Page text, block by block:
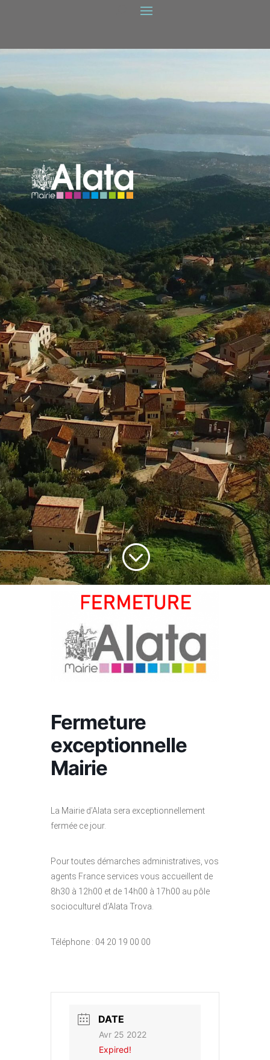
;
Fermeture
exceptionnelle
Mairie
La Mairie d’Alata sera exceptionnellement
fermée ce jour.
Pour toutes démarches administratives, vos
agents France services vous accueillent de
8h30 à 12h00 et de 14h00 à 17h00 au pôle
socioculturel d’Alata Trova.
Téléphone : 04 20 19 00 00
DATE
Avr 25 2022
Expired!